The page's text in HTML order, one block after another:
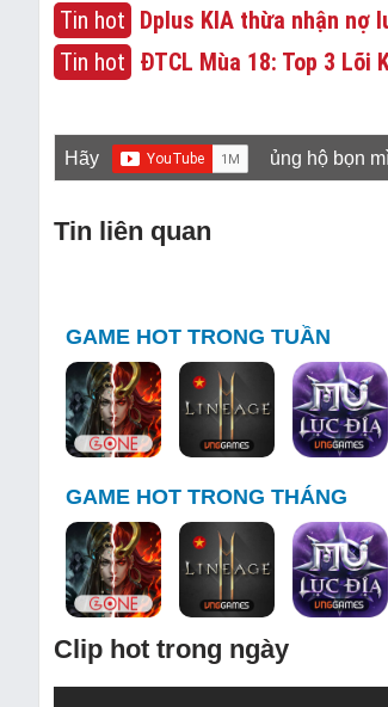
Tin hot Dplus KIA thừa nhận nợ
Tin hot ĐTCL Mùa 18: Top 3 Lõi
Hãy ủng hộ bọn
Tin liên quan
GAME HOT TRONG TUẦN
GAME HOT TRONG THÁNG
Clip hot trong ngày